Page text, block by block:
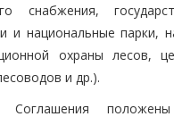
снабжения,
и национальные парки,
охраны лесов,
и др.).
Соглашения